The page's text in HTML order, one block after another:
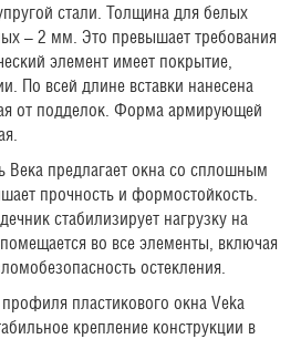
стали. Толщина для белых
– 2 мм. Это превышает требования
элемент имеет покрытие,
По всей длине вставки нанесена
от подделок. Форма армирующей
Века предлагает окна со сплошным
прочность и формостойкость.
стабилизирует нагрузку на
во все элементы, включая
остекления.
пластикового окна Veka
крепление конструкции в